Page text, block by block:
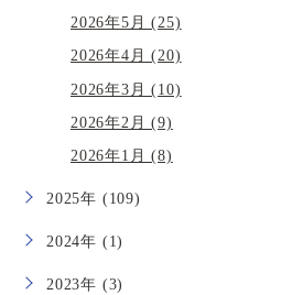
2026年5月 (25)
2026年4月 (20)
2026年3月 (10)
2026年2月 (9)
2026年1月 (8)
2025年 (109)
2024年 (1)
2023年 (3)